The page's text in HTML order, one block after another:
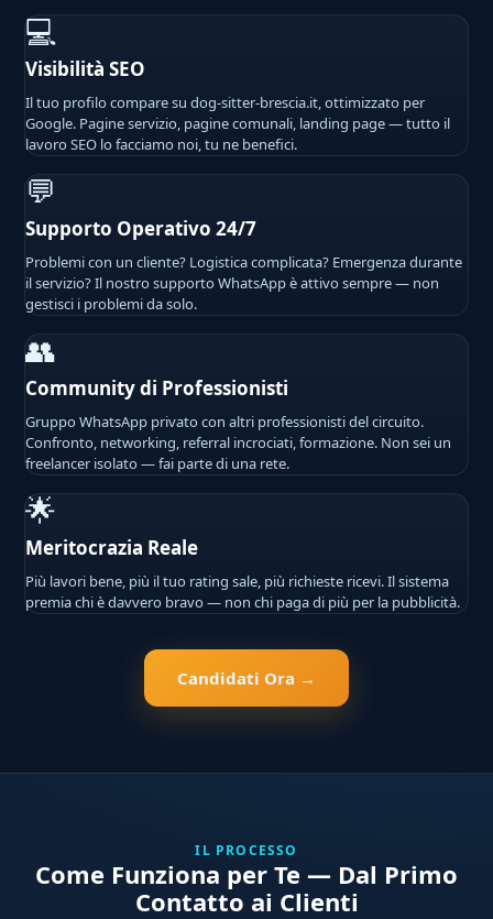
💻
Visibilità SEO
Il tuo profilo compare su dog-sitter-brescia.it, ottimizzato per
Google. Pagine servizio, pagine comunali, landing page — tutto il
lavoro SEO lo facciamo noi, tu ne benefici.
💬
Supporto Operativo 24/7
Problemi con un cliente? Logistica complicata? Emergenza durante
il servizio? Il nostro supporto WhatsApp è attivo sempre — non
gestisci i problemi da solo.
👥
Community di Professionisti
Gruppo WhatsApp privato con altri professionisti del circuito.
Confronto, networking, referral incrociati, formazione. Non sei un
freelancer isolato — fai parte di una rete.
🌟
Meritocrazia Reale
Più lavori bene, più il tuo rating sale, più richieste ricevi. Il sistema
premia chi è davvero bravo — non chi paga di più per la pubblicità.
Candidati Ora →
IL PROCESSO
Come Funziona per Te — Dal Primo
Contatto ai Clienti